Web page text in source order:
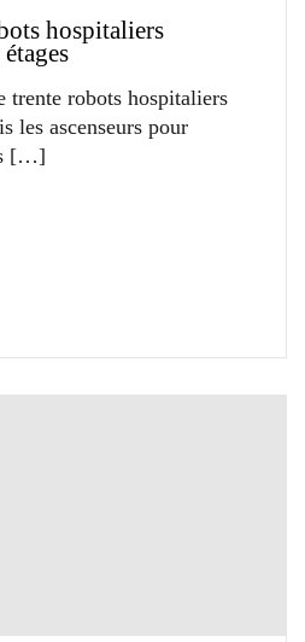
hospitaliers
trente robots hospitaliers
les ascenseurs pour